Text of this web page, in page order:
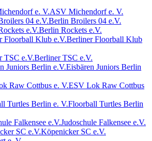
ASV Michendorf e. V.
Berlin Broilers 04 e.V.
Berlin Rockets e.V.
Berliner Floorball Klub
Berliner TSC e.V.
Eisbären Juniors Berlin
ESV Lok Raw Cottbus
Floorball Turtles Berlin
Judoschule Falkensee e.V.
Köpenicker SC e.V.